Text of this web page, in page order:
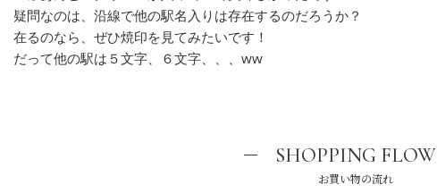
疑問なのは、沿線で他の駅名入りは存在するのだろうか？
在るのなら、ぜひ焼印を見てみたいです！
だって他の駅は５文字、６文字、、、ww
SHOPPING FLOW
お買い物の流れ